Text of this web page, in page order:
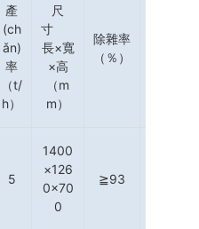
產
(ch
ǎn)
率
（t/
h）
尺
寸
長×寬
×高
（m
m）
除雜率
（％）
5
1400
×126
0×70
0
≧93